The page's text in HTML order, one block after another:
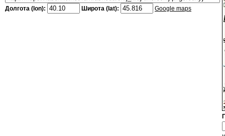
Долгота (lon): Широта (lat): Google maps